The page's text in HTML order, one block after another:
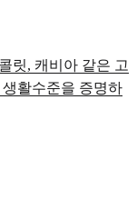
릿, 캐비아 같은 고
활수준을 증명하